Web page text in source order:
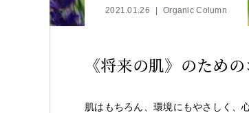
2021.01.26 Organic Column
《将来の肌》のため
肌はもちろん、環境にもやさしく、